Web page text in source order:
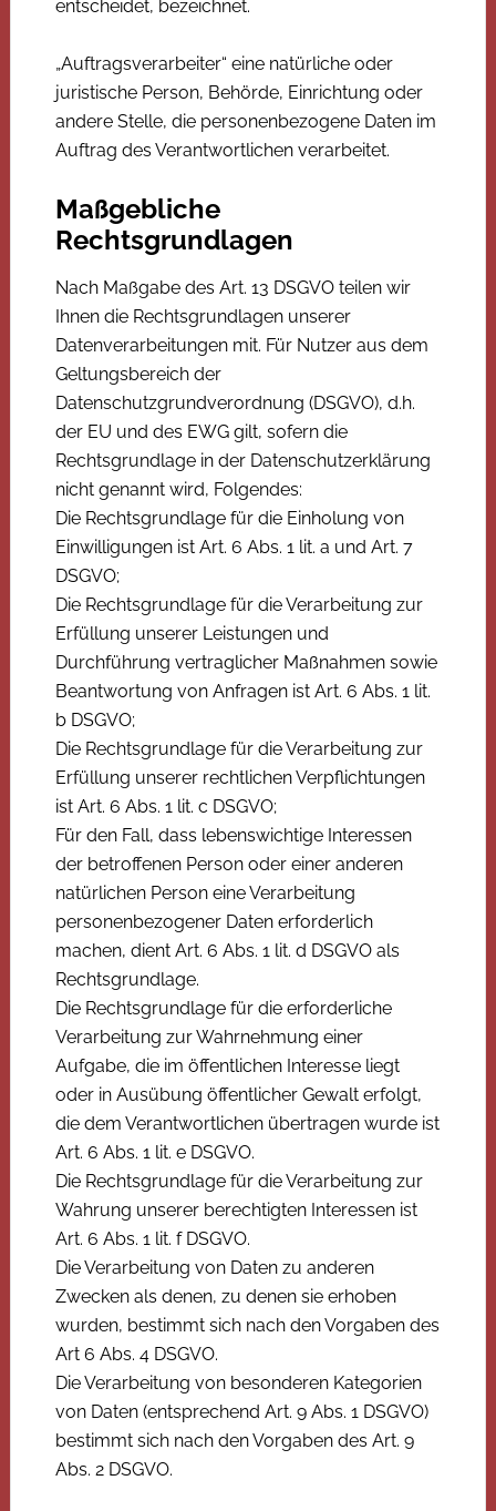
entscheidet, bezeichnet.
„Auftragsverarbeiter“ eine natürliche oder
juristische Person, Behörde, Einrichtung oder
andere Stelle, die personenbezogene Daten im
Auftrag des Verantwortlichen verarbeitet.
Maßgebliche
Rechtsgrundlagen
Nach Maßgabe des Art. 13 DSGVO teilen wir
Ihnen die Rechtsgrundlagen unserer
Datenverarbeitungen mit. Für Nutzer aus dem
Geltungsbereich der
Datenschutzgrundverordnung (DSGVO), d.h.
der EU und des EWG gilt, sofern die
Rechtsgrundlage in der Datenschutzerklärung
nicht genannt wird, Folgendes:
Die Rechtsgrundlage für die Einholung von
Einwilligungen ist Art. 6 Abs. 1 lit. a und Art. 7
DSGVO;
Die Rechtsgrundlage für die Verarbeitung zur
Erfüllung unserer Leistungen und
Durchführung vertraglicher Maßnahmen sowie
Beantwortung von Anfragen ist Art. 6 Abs. 1 lit.
b DSGVO;
Die Rechtsgrundlage für die Verarbeitung zur
Erfüllung unserer rechtlichen Verpflichtungen
ist Art. 6 Abs. 1 lit. c DSGVO;
Für den Fall, dass lebenswichtige Interessen
der betroffenen Person oder einer anderen
natürlichen Person eine Verarbeitung
personenbezogener Daten erforderlich
machen, dient Art. 6 Abs. 1 lit. d DSGVO als
Rechtsgrundlage.
Die Rechtsgrundlage für die erforderliche
Verarbeitung zur Wahrnehmung einer
Aufgabe, die im öffentlichen Interesse liegt
oder in Ausübung öffentlicher Gewalt erfolgt,
die dem Verantwortlichen übertragen wurde ist
Art. 6 Abs. 1 lit. e DSGVO.
Die Rechtsgrundlage für die Verarbeitung zur
Wahrung unserer berechtigten Interessen ist
Art. 6 Abs. 1 lit. f DSGVO.
Die Verarbeitung von Daten zu anderen
Zwecken als denen, zu denen sie erhoben
wurden, bestimmt sich nach den Vorgaben des
Art 6 Abs. 4 DSGVO.
Die Verarbeitung von besonderen Kategorien
von Daten (entsprechend Art. 9 Abs. 1 DSGVO)
bestimmt sich nach den Vorgaben des Art. 9
Abs. 2 DSGVO.